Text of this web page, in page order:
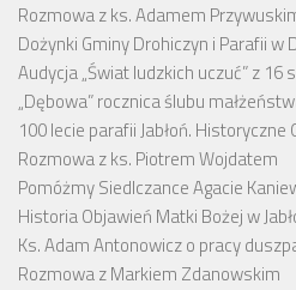
Rozmowa z ks. Adamem
Dożynki Gminy Drohiczyn i Parafii w
Audycja „Świat ludzkich uczuć” z 16
„Dębowa” rocznica ślubu
100 lecie parafii Jabłoń.
Rozmowa z ks. Piotrem Wojdatem
Pomóżmy Siedlczance Agacie
Historia Objawień Matki Bożej w
Ks. Adam Antonowicz o pracy
Rozmowa z Markiem Zdanowskim